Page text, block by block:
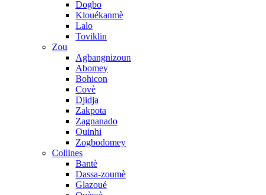
Dogbo
Klouékanmè
Lalo
Toviklin
Zou
Agbangnizoun
Abomey
Bohicon
Covè
Djidja
Zakpota
Zagnanado
Ouinhi
Zogbodomey
Collines
Bantè
Dassa-zoumè
Glazoué